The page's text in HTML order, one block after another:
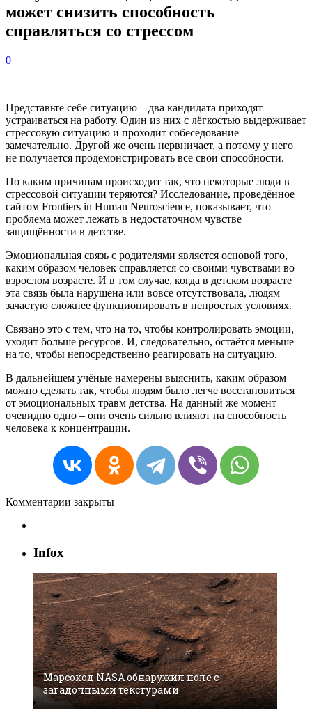
может снизить способность
справляться со стрессом
0
Представьте себе ситуацию – два кандидата приходят
устраиваться на работу. Один из них с лёгкостью выдерживает
стрессовую ситуацию и проходит собеседование
замечательно. Другой же очень нервничает, а потому у него
не получается продемонстрировать все свои способности.
По каким причинам происходит так, что некоторые люди в
стрессовой ситуации теряются? Исследование, проведённое
сайтом Frontiers in Human Neuroscience, показывает, что
проблема может лежать в недостаточном чувстве
защищённости в детстве.
Эмоциональная связь с родителями является основой того,
каким образом человек справляется со своими чувствами во
взрослом возрасте. И в том случае, когда в детском возрасте
эта связь была нарушена или вовсе отсутствовала, людям
зачастую сложнее функционировать в непростых условиях.
Связано это с тем, что на то, чтобы контролировать эмоции,
уходит больше ресурсов. И, следовательно, остаётся меньше
на то, чтобы непосредственно реагировать на ситуацию.
В дальнейшем учёные намерены выяснить, каким образом
можно сделать так, чтобы людям было легче восстановиться
от эмоциональных травм детства. На данный же момент
очевидно одно – они очень сильно влияют на способность
человека к концентрации.
Комментарии закрыты
Infox
Марсоход NASA обнаружил поле с
загадочными текстурами